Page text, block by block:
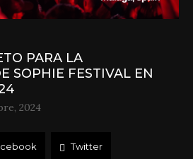
PARA LA
SOPHIE FESTIVAL EN
2024
Twitter